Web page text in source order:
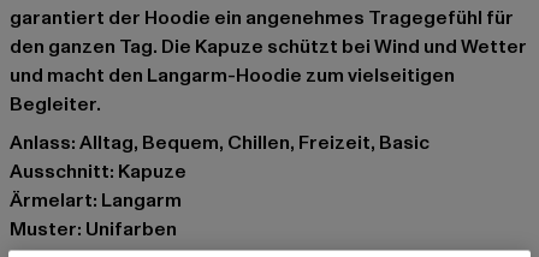
garantiert der Hoodie ein angenehmes Tragegefühl für
den ganzen Tag. Die Kapuze schützt bei Wind und Wetter
und macht den Langarm-Hoodie zum vielseitigen
Begleiter.
Anlass: Alltag, Bequem, Chillen, Freizeit, Basic
Ausschnitt: Kapuze
Ärmelart: Langarm
Muster: Unifarben